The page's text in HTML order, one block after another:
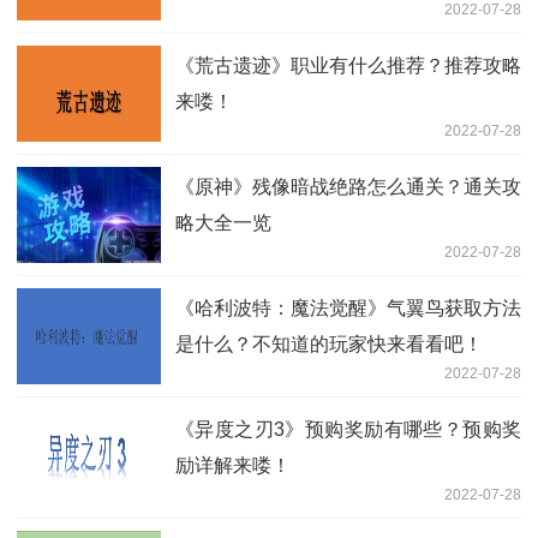
2022-07-28
《荒古遗迹》职业有什么推荐？推荐攻略
来喽！
2022-07-28
《原神》残像暗战绝路怎么通关？通关攻
略大全一览
2022-07-28
《哈利波特：魔法觉醒》气翼鸟获取方法
是什么？不知道的玩家快来看看吧！
2022-07-28
《异度之刃3》预购奖励有哪些？预购奖
励详解来喽！
2022-07-28